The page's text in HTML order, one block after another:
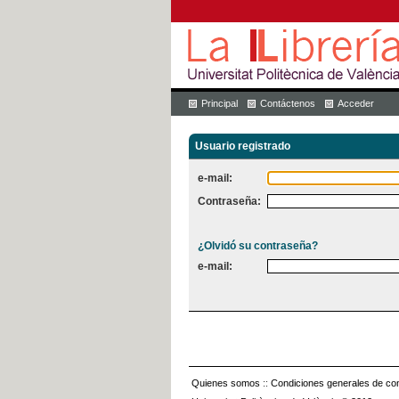
Principal Contáctenos Acceder
Usuario registrado
e-mail:
Contraseña:
¿Olvidó su contraseña?
e-mail:
Quienes somos :: Condiciones generales de